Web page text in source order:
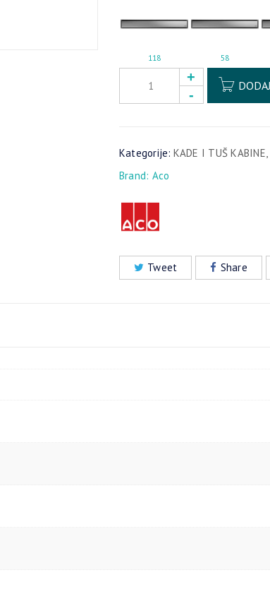
118 58
Kategorije: KADE I TUŠ KABINE
Brand: Aco
Tweet Share